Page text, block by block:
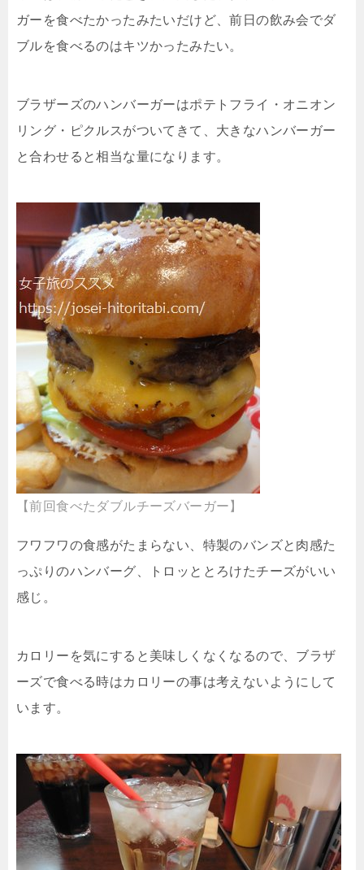
ガーを食べたかったみたいだけど、前日の飲み会でダ
ブルを食べるのはキツかったみたい。
ブラザーズのハンバーガーはポテトフライ・オニオン
リング・ピクルスがついてきて、大きなハンバーガー
と合わせると相当な量になります。
【前回食べたダブルチーズバーガー】
フワフワの食感がたまらない、特製のバンズと肉感た
っぷりのハンバーグ、トロッととろけたチーズがいい
感じ。
カロリーを気にすると美味しくなくなるので、ブラザ
ーズで食べる時はカロリーの事は考えないようにして
います。